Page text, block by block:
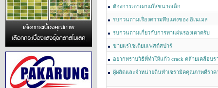
ต้องการเตาเผาแก๊สขนาดเล็ก
รบกวนถามเรื่องความทึบแสงของ อิเนเมล
รบกวนถามเกี่ยวกับการทาแผ่นรองเตาครับ
ขายแร่โซเดียมเฟสด์สปาร์
อยากทราบวิธีที่ทำให้แก้ว crack คล้ายเคลือบร
ผู้ผลิตและจำหน่ายดินทำเซรามิคคุณภาพดีราค